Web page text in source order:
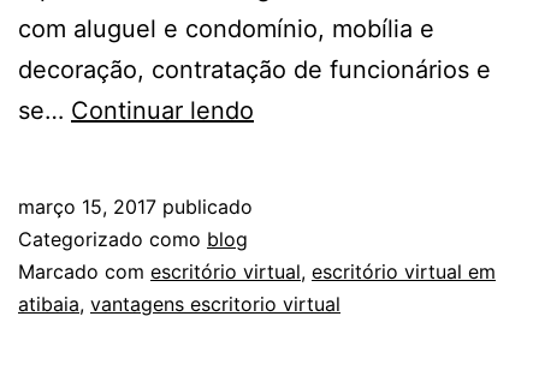
com aluguel e condomínio, mobília e
decoração, contratação de funcionários e
se… Continuar lendo
por
que
março 15, 2017 publicado
Categorizado como blog
Marcado com escritório virtual, escritório virtual em
atibaia, vantagens escritorio virtual